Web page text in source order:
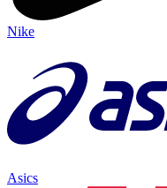
Nike
Asics